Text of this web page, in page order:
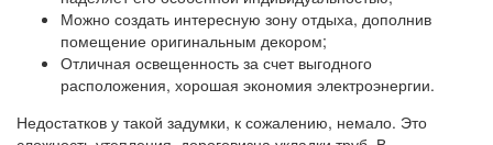
Можно создать интересную зону отдыха, дополнив
помещение оригинальным декором;
Отличная освещенность за счет выгодного
расположения, хорошая экономия электроэнергии.
Недостатков у такой задумки, к сожалению, немало. Это